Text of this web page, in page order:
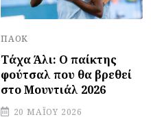
ΠΑΟΚ
Τάχα Άλι: Ο παίκτης
φούτσαλ που θα βρεθεί
στο Μουντιάλ 2026
20 ΜΑΪ́ΟΥ 2026